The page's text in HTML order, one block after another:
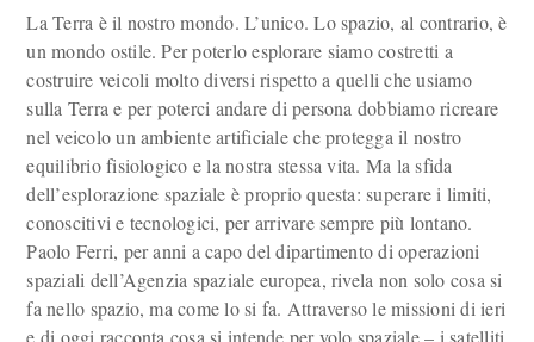
La Terra è il nostro mondo. L’unico. Lo spazio, al contrario, è
un mondo ostile. Per poterlo esplorare siamo costretti a
costruire veicoli molto diversi rispetto a quelli che usiamo
sulla Terra e per poterci andare di persona dobbiamo ricreare
nel veicolo un ambiente artificiale che protegga il nostro
equilibrio fisiologico e la nostra stessa vita. Ma la sfida
dell’esplorazione spaziale è proprio questa: superare i limiti,
conoscitivi e tecnologici, per arrivare sempre più lontano.
Paolo Ferri, per anni a capo del dipartimento di operazioni
spaziali dell’Agenzia spaziale europea, rivela non solo cosa si
fa nello spazio, ma come lo si fa. Attraverso le missioni di ieri
e di oggi racconta cosa si intende per volo spaziale – i satelliti